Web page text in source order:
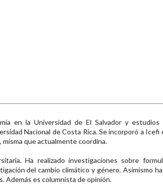
en la Universidad de El Salvador y
Nacional de Costa Rica. Se incorporó a
misma que actualmente coordina.
Ha realizado investigaciones sobre
del cambio climático y género. Asimismo
Además es columnista de opinión.